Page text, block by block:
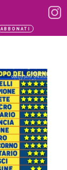
ABBONATI